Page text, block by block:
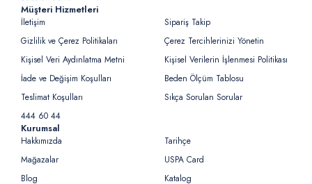
Müşteri Hizmetleri
İletişim
Sipariş Takip
Gizlilik ve Çerez Politikaları
Çerez Tercihlerinizi Yönetin
Kişisel Veri Aydınlatma Metni
Kişisel Verilerin İşlenmesi Politikası
İade ve Değişim Koşulları
Beden Ölçüm Tablosu
Teslimat Koşulları
Sıkça Sorulan Sorular
444 60 44
Kurumsal
Hakkımızda
Tarihçe
Mağazalar
USPA Card
Blog
Katalog